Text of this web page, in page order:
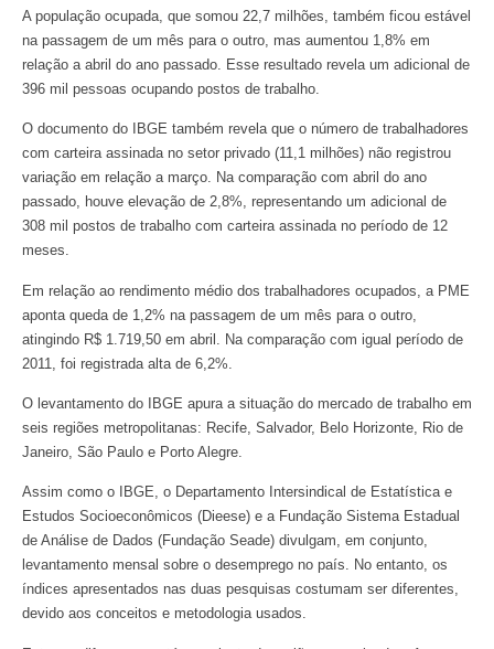
A população ocupada, que somou 22,7 milhões, também ficou estável
na passagem de um mês para o outro, mas aumentou 1,8% em
relação a abril do ano passado. Esse resultado revela um adicional de
396 mil pessoas ocupando postos de trabalho.
O documento do IBGE também revela que o número de trabalhadores
com carteira assinada no setor privado (11,1 milhões) não registrou
variação em relação a março. Na comparação com abril do ano
passado, houve elevação de 2,8%, representando um adicional de
308 mil postos de trabalho com carteira assinada no período de 12
meses.
Em relação ao rendimento médio dos trabalhadores ocupados, a PME
aponta queda de 1,2% na passagem de um mês para o outro,
atingindo R$ 1.719,50 em abril. Na comparação com igual período de
2011, foi registrada alta de 6,2%.
O levantamento do IBGE apura a situação do mercado de trabalho em
seis regiões metropolitanas: Recife, Salvador, Belo Horizonte, Rio de
Janeiro, São Paulo e Porto Alegre.
Assim como o IBGE, o Departamento Intersindical de Estatística e
Estudos Socioeconômicos (Dieese) e a Fundação Sistema Estadual
de Análise de Dados (Fundação Seade) divulgam, em conjunto,
levantamento mensal sobre o desemprego no país. No entanto, os
índices apresentados nas duas pesquisas costumam ser diferentes,
devido aos conceitos e metodologia usados.